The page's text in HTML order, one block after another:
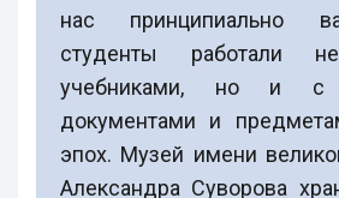
нас принципиально
студенты работали
учебниками, но и с
документами и
эпох. Музей имени
Александра Суворова